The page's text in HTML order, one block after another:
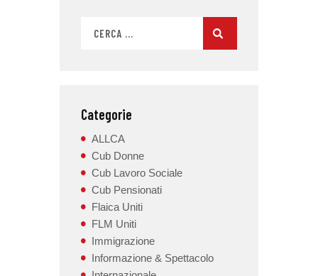
Categorie
ALLCA
Cub Donne
Cub Lavoro Sociale
Cub Pensionati
Flaica Uniti
FLM Uniti
Immigrazione
Informazione & Spettacolo